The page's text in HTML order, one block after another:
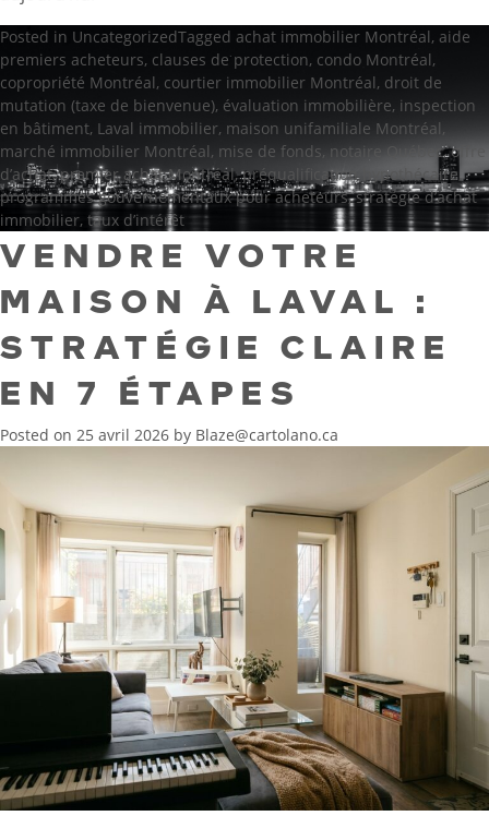
Posted in UncategorizedTagged achat immobilier Montréal, aide
premiers acheteurs, clauses de protection, condo Montréal,
copropriété Montréal, courtier immobilier Montréal, droit de
mutation (taxe de bienvenue), évaluation immobilière, inspection
en bâtiment, Laval immobilier, maison unifamiliale Montréal,
marché immobilier Montréal, mise de fonds, notaire Québec,offre
d’achat,premier achat Montréal,préqualification hypothécaire
programmes gouvernementaux pour acheteurs,stratégie d’achat
immobilier, taux d’intérêt
VENDRE VOTRE
MAISON À LAVAL :
STRATÉGIE CLAIRE
EN 7 ÉTAPES
Posted on 25 avril 2026 by Blaze@cartolano.ca